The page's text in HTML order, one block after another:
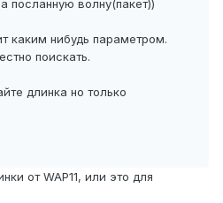
посланную волну(пакет))
каким нибудь параметром.
поискать.
длинка но только
от WAP11, или это для